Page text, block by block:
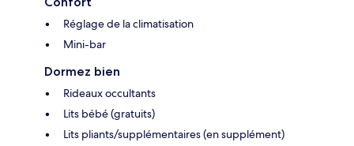
Réglage de la climatisation
Mini-bar
Dormez bien
Rideaux occultants
Lits bébé (gratuits)
Lits pliants/supplémentaires (en supplément)